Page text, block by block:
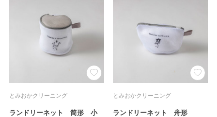
とみおかクリーニング
ランドリーネット 筒形 小
とみおかクリーニング
ランドリーネット 舟形